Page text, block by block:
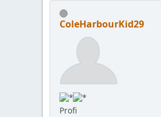
ColeHarbourKid29
Profi